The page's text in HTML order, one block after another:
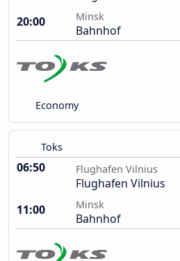
20:00
Minsk
Bahnhof
Economy
Toks
06:50 Flughafen Vilnius
Flughafen Vilnius
11:00
Minsk
Bahnhof